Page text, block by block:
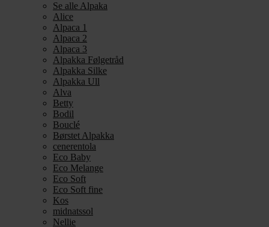
Se alle Alpaka
Alice
Alpaca 1
Alpaca 2
Alpaca 3
Alpakka Følgetråd
Alpakka Silke
Alpakka Ull
Alva
Betty
Bodil
Bouclé
Børstet Alpakka
cenerentola
Eco Baby
Eco Melange
Eco Soft
Eco Soft fine
Kos
midnatssol
Nellie